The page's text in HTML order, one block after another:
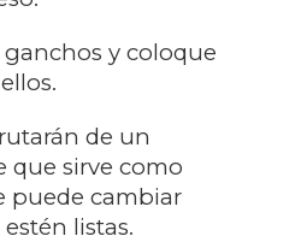
y coloque
de un
que sirve como
puede cambiar
listas.